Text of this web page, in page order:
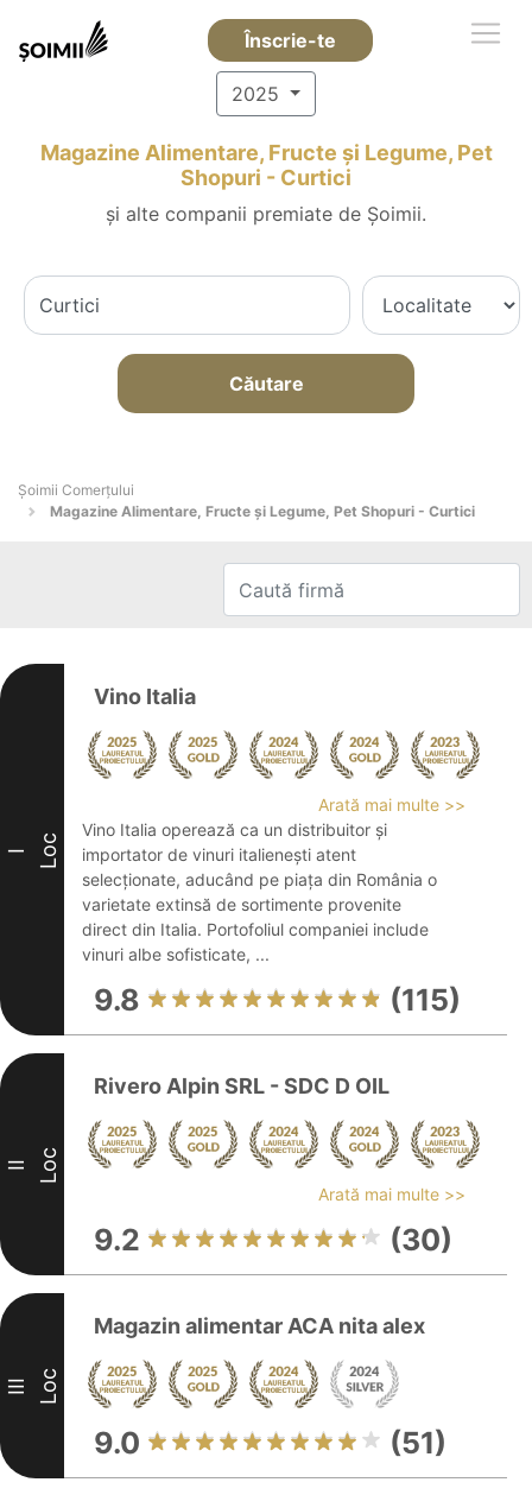
Înscrie-te
2025
Magazine Alimentare, Fructe și Legume, Pet
Shopuri - Curtici
și alte companii premiate de Șoimii.
Căutare
Șoimii Comerțului
Magazine Alimentare, Fructe și Legume, Pet Shopuri - Curtici
I Loc
Vino Italia
Arată mai multe >>
Vino Italia operează ca un distribuitor și
importator de vinuri italienești atent
selecționate, aducând pe piața din România o
varietate extinsă de sortimente provenite
direct din Italia. Portofoliul companiei include
vinuri albe sofisticate, ...
9.8 (115)
II Loc
Rivero Alpin SRL - SDC D OIL
Arată mai multe >>
9.2 (30)
III Loc
Magazin alimentar ACA nita alex
9.0 (51)